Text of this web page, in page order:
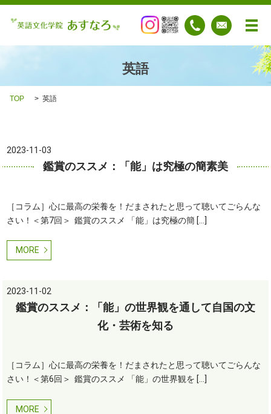
メ
英語
TOP 英語
2023-11-03
鑑賞のススメ：「能」は究極の簡素美
［コラム］心に最高の栄養を！だまされたと思って聴いてごらんな
さい！＜第7回＞ 鑑賞のススメ 「能」は究極の簡 […]
MORE
2023-11-02
鑑賞のススメ：「能」の世界観を通して自国の文
化・芸術を知る
［コラム］心に最高の栄養を！だまされたと思って聴いてごらんな
さい！＜第6回＞ 鑑賞のススメ 「能」の世界観を […]
MORE